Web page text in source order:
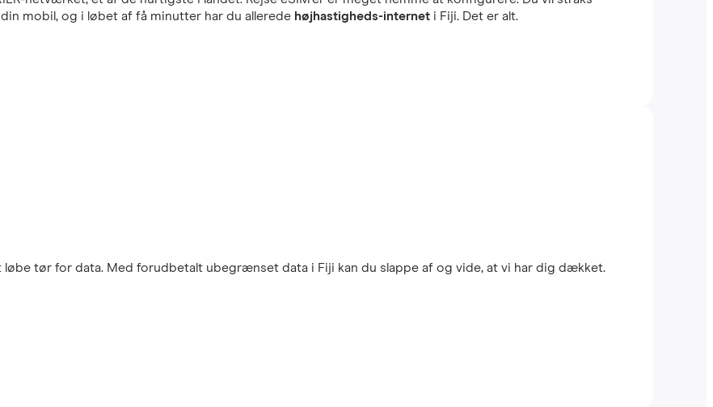
mobil, og i løbet af få minutter har du allerede højhastigheds-internet i Fiji. Det er alt.
tør for data. Med forudbetalt ubegrænset data i Fiji kan du slappe af og vide, at vi har dig dækket.